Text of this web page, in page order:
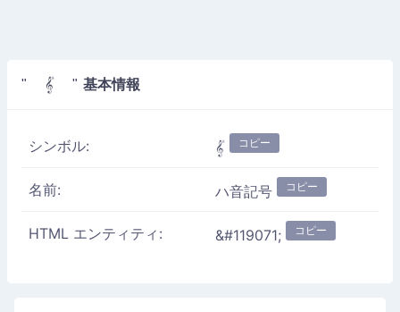
" 𝄟 " 基本情報
シンボル: 𝄟 コピー
名前: ハ音記号 コピー
HTML エンティティ: &#119071; コピー